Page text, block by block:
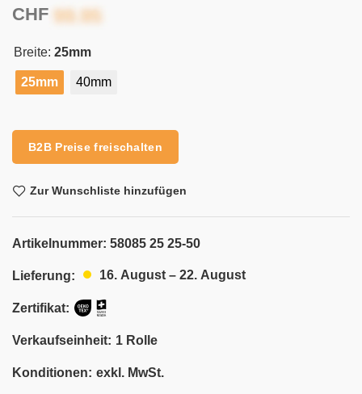
CHF
Breite: 25mm
25mm 40mm
B2B Preise freischalten
Zur Wunschliste hinzufügen
Artikelnummer: 58085 25 25-50
Lieferung: 16. August – 22. August
Zertifikat:
Verkaufseinheit: 1 Rolle
Konditionen: exkl. MwSt.